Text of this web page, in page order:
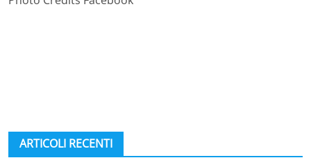
ARTICOLI RECENTI